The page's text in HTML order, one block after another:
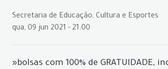
Secretaria de Educação, Cultura e Esportes
qua, 09 jun 2021 - 21:00
»bolsas com 100% de